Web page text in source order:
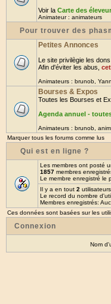
Voir la Carte des
Animateur : animateurs
Pour trouver des
Petites Annonces
Le site privilègie les
Afin d'éviter les abus,
Animateurs : brunob
Bourses & Expos
Toutes les Bourses et
Agenda annuel -
Animateurs : brunob
Marquer tous les forums comme lus
Qui est en ligne ?
Les membres ont posté
1857 membres
Le membre enregistré le
Il y a en tout 2
Le record du nombre
Membres enregistrés:
Ces données sont basées sur les
Connexion
Nom